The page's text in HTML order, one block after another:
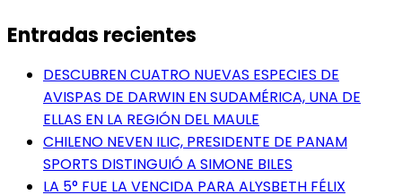
Entradas recientes
DESCUBREN CUATRO NUEVAS ESPECIES DE
AVISPAS DE DARWIN EN SUDAMÉRICA, UNA DE
ELLAS EN LA REGIÓN DEL MAULE
CHILENO NEVEN ILIC, PRESIDENTE DE PANAM
SPORTS DISTINGUIÓ A SIMONE BILES
LA 5° FUE LA VENCIDA PARA ALYSBETH FÉLIX